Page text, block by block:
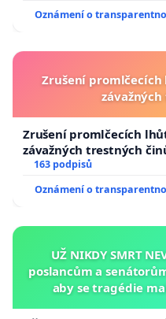
Oznámení o
Zrušení promlčecích
Zrušení promlčecích
závažných trestných
163 podpisů
Oznámení o
UŽ NIKDY SMRT
poslancům a
aby se tragédie